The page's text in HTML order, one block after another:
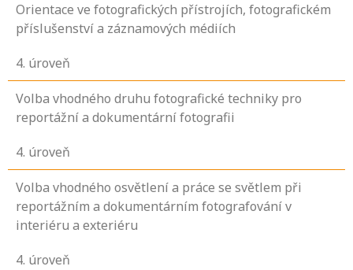
Orientace ve fotografických přístrojích, fotografickém
příslušenství a záznamových médiích
4. úroveň
Volba vhodného druhu fotografické techniky pro
reportážní a dokumentární fotografii
4. úroveň
Volba vhodného osvětlení a práce se světlem při
reportážním a dokumentárním fotografování v
interiéru a exteriéru
4. úroveň